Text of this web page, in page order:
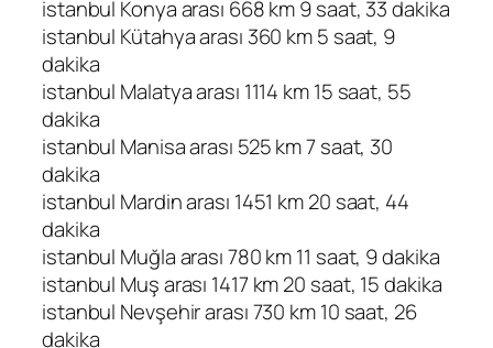
istanbul Konya arası 668 km 9 saat, 33 dakika
istanbul Kütahya arası 360 km 5 saat, 9
dakika
istanbul Malatya arası 1114 km 15 saat, 55
dakika
istanbul Manisa arası 525 km 7 saat, 30
dakika
istanbul Mardin arası 1451 km 20 saat, 44
dakika
istanbul Muğla arası 780 km 11 saat, 9 dakika
istanbul Muş arası 1417 km 20 saat, 15 dakika
istanbul Nevşehir arası 730 km 10 saat, 26
dakika